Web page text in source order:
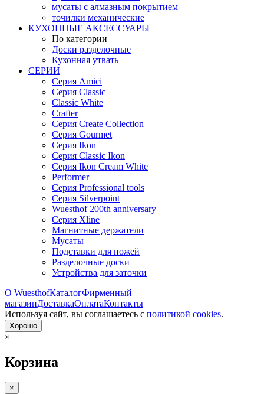
мусаты с алмазным покрытием
точилки механические
КУХОННЫЕ АКСЕССУАРЫ
По категории
Доски разделочные
Кухонная утвать
СЕРИИ
Серия Amici
Серия Classic
Classic White
Crafter
Серия Create Collection
Серия Gourmet
Серия Ikon
Серия Classic Ikon
Серия Ikon Cream White
Performer
Серия Professional tools
Серия Silverpoint
Wuesthof 200th anniversary
Серия Xline
Магнитные держатели
Мусаты
Подставки для ножей
Разделочные доски
Устройства для заточки
О WuesthofКаталогФирменный
магазинДоставкаОплатаКонтакты
Используя сайт, вы согла­шаетесь с политикой cookies.
Хорошо
×
Корзина
×